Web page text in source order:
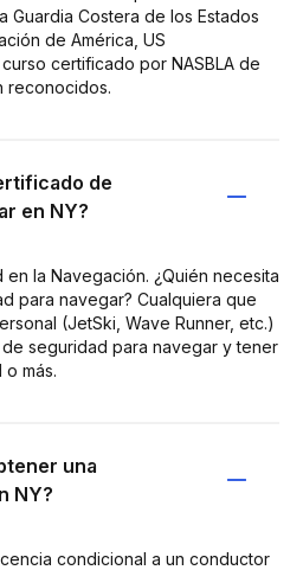
Guardia Costera de los Estados
de América, US
certificado por NASBLA de
reconocidos.
de
en NY?
la Navegación. ¿Quién necesita
para navegar? Cualquiera que
(JetSki, Wave Runner, etc.)
seguridad para navegar y tener
más.
una
NY?
condicional a un conductor